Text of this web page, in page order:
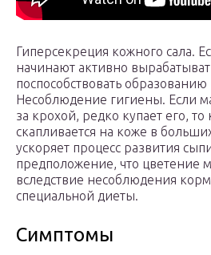
Гиперсекреция кожного сала.
начинают активно
поспособствовать образованию
Несоблюдение гигиены. Если
за крохой, редко купает его, то
скапливается на коже в
ускоряет процесс развития
предположение, что цветение
вследствие несоблюдения
специальной диеты.
Симптомы